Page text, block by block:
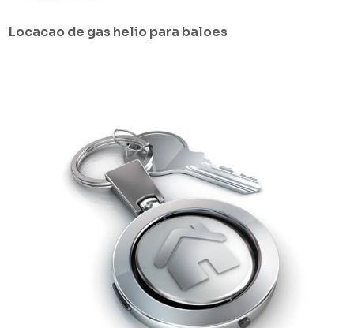
Locacao de gas helio para baloes